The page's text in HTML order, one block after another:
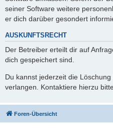
seiner Software weitere
er dich darüber gesondert
AUSKUNFTSRECHT
Der Betreiber erteilt dir auf
dich gespeichert sind.
Du kannst jederzeit die
verlangen. Kontaktiere hierzu
Foren-Übersicht